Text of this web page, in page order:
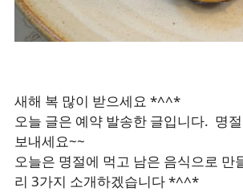
새해 복 많이 받으세요 *^^*
오늘 글은 예약 발송한 글입니다. 명
보내세요~~
오늘은 명절에 먹고 남은 음식으로 만
리 3가지 소개하겠습니다 *^^*